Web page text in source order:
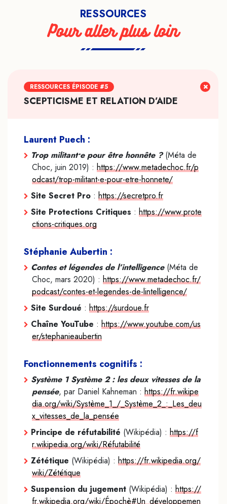
RESSOURCES
Pour aller plus loin
RESSOURCES ÉPISODE #5
SCEPTICISME ET RELATION D’AIDE
Laurent Puech :
Trop militant•e pour être honnête ?(Méta de
Choc, juin 2019) : https://www.metadechoc.fr/p
odcast/trop-militant-e-pour-etre-honnete/
Site Secret Pro : https://secretpro.fr
Site Protections Critiques : https://www.prote
ctions-critiques.org
Stéphanie Aubertin :
Contes et légendes de l’intelligence(Méta de
Choc, mars 2020) : https://www.metadechoc.fr/
podcast/contes-et-legendes-de-lintelligence/
Site Surdoué : https://surdoue.fr
Chaîne YouTube : https://www.youtube.com/us
er/stephanieaubertin
Fonctionnements cognitifs :
Système 1 Système 2 : les deux vitesses de la
pensée, par Daniel Kahneman : https://fr.wikipe
dia.org/wiki/Système_1_/_Système_2_:_Les_deu
x_vitesses_de_la_pensée
Principe de réfutabilité (Wikipédia) : https://f
r.wikipedia.org/wiki/Réfutabilité
Zététique (Wikipédia) : https://fr.wikipedia.org/
wiki/Zététique
Suspension du jugement (Wikipédia) : https://
fr.wikipedia.org/wiki/Épochè#Un_développemen